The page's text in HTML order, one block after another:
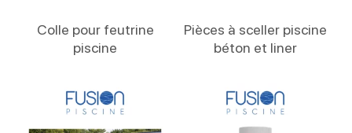
Colle pour feutrine
piscine
Pièces à sceller piscine
béton et liner